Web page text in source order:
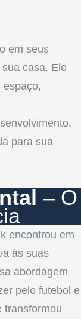
em seus
casa. Ele
espaço,
para sua
– O
encontrou em
às suas
abordagem
pelo futebol e
transformou